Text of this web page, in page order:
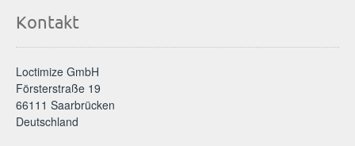
Kontakt
Loctimize GmbH
Försterstraße 19
66111 Saarbrücken
Deutschland